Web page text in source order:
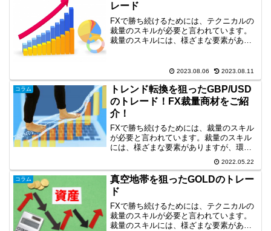
レード
FXで勝ち続けるためには、テクニカルの
裁量のスキルが必要と言われています。
裁量のスキルには、様ざまな要素があり
識と合致した目線とファンダメンタルズ
要素の強い(米)雇用統...
2023.08.06 2023.08.11
コラム
トレンド転換を狙ったGBP/USD
のトレード！FX裁量商材をご紹
介！
FXで勝ち続けるためには、裁量のスキル
が必要と言われています。裁量のスキル
には、様ざまな要素がありますが、環境
認識もそのひとつだと思います。そこ
で、今回は、環境認識に基づいたトレー
ド事例を取り上げます。トレンド転換を
狙ったGBP/USDのト...
2022.05.22
コラム
真空地帯を狙ったGOLDのトレー
ド
FXで勝ち続けるためには、テクニカルの
裁量のスキルが必要と言われています。
裁量のスキルには、様ざまな要素があり